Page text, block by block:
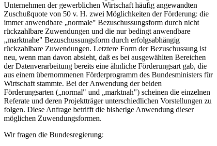
Unternehmen der gewerblichen Wirtschaft häufig angewandten
Zuschußquote von 50 v. H. zwei Möglichkeiten der Förderung: die
immer anwendbare „normale" Bezuschussungsform durch nicht
rückzahlbare Zuwendungen und die nur bedingt anwendbare
„marktnahe" Bezuschussungsform durch erfolgsabhängig
rückzahlbare Zuwendungen. Letztere Form der Bezuschussung ist
neu, wenn man davon absieht, daß es bei ausgewählten Bereichen
der Datenverarbeitung bereits eine ähnliche Förderungsart gab, die
aus einem übernommenen Förderprogramm des Bundesministers für
Wirtschaft stammte. Bei der Anwendung der beiden
Förderungsarten („normal" und „marktnah") scheinen die einzelnen
Referate und deren Projektträger unterschiedlichen Vorstellungen zu
folgen. Diese Anfrage betrifft die bisherige Anwendung dieser
möglichen Zuwendungsformen.
Wir fragen die Bundesregierung: